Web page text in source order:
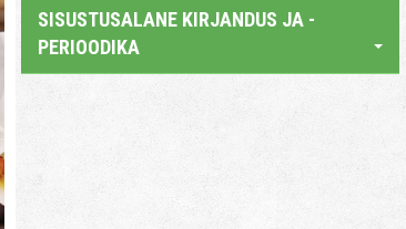
SISUSTUSALANE KIRJANDUS JA -
PERIOODIKA